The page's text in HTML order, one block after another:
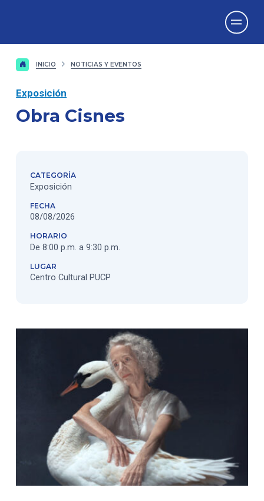
INICIO NOTICIAS Y EVENTOS
Exposición
Obra Cisnes
CATEGORÍA
Exposición
FECHA
08/08/2026
HORARIO
De 8:00 p.m. a 9:30 p.m.
LUGAR
Centro Cultural PUCP